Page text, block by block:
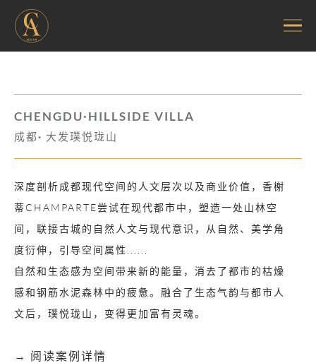
CHENGDU·HILLSIDE VILLA
成都· 大发璞悦珑山
深度剖析成都现代空间的人文层次以及商业价值，香榭
蒂CHAMPARTE尝试在现代都市中，塑造一处山林空
间，联接古城的自然人文与现代意识，从自然、美学角
度衍伸，引导空间属性......
自然和生态感为空间带来新的能量，消去了都市的枯燥
感和钢筋水泥森林中的疲惫。融合了生态气韵与都市人
文后，璞悦珑山，变得更加富有灵魂。
→ 阅读案例详情